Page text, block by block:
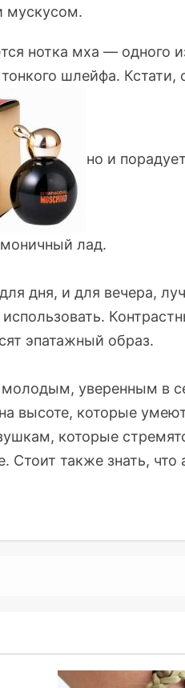
мускусом.
нотка мха — одного
шлейфа.
но и
лад.
дня, и для вечера,
эпатажный образ.
молодым, уверенным в
высоте, которые
которые
Стоит также знать,